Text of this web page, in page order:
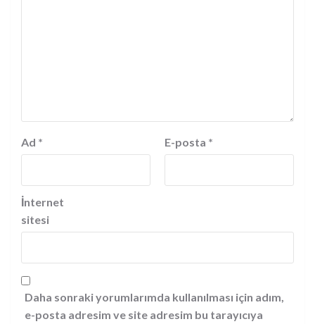
Ad * E-posta *
İnternet
sitesi
Daha sonraki yorumlarımda kullanılması için adım,
e-posta adresim ve site adresim bu tarayıcıya